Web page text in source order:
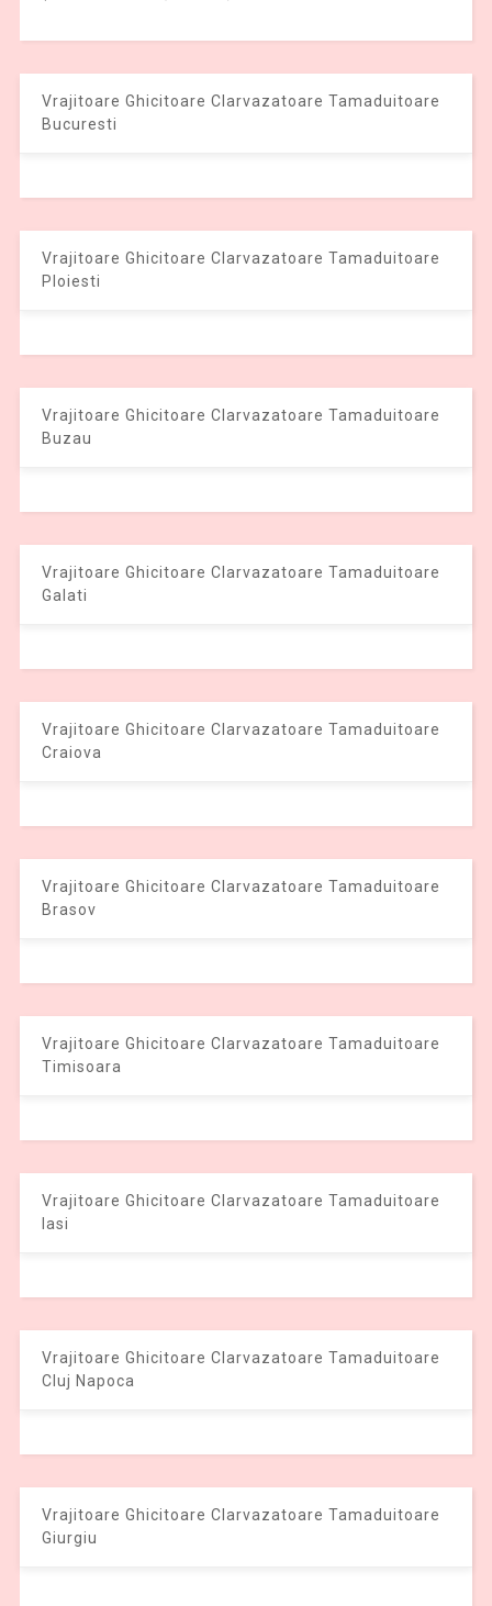
Vrajitoare Ghicitoare Clarvazatoare Tamaduitoare
Bucuresti
Vrajitoare Ghicitoare Clarvazatoare Tamaduitoare
Ploiesti
Vrajitoare Ghicitoare Clarvazatoare Tamaduitoare
Buzau
Vrajitoare Ghicitoare Clarvazatoare Tamaduitoare
Galati
Vrajitoare Ghicitoare Clarvazatoare Tamaduitoare
Craiova
Vrajitoare Ghicitoare Clarvazatoare Tamaduitoare
Brasov
Vrajitoare Ghicitoare Clarvazatoare Tamaduitoare
Timisoara
Vrajitoare Ghicitoare Clarvazatoare Tamaduitoare
Iasi
Vrajitoare Ghicitoare Clarvazatoare Tamaduitoare
Cluj Napoca
Vrajitoare Ghicitoare Clarvazatoare Tamaduitoare
Giurgiu